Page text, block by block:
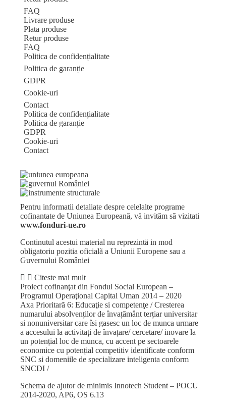
FAQ
Livrare produse
Plata produse
Retur produse
FAQ
Politica de confidențialitate
Politica de garanție
GDPR
Cookie-uri
Contact
Politica de confidențialitate
Politica de garanție
GDPR
Cookie-uri
Contact
Pentru informatii detaliate despre celelalte programe
cofinantate de Uniunea Europeană, vă invităm sã vizitati
www.fonduri-ue.ro
Continutul acestui material nu reprezintä in mod
obligatoriu pozitia oficialã a Uniunii Europene sau a
Guvernului României
Citeste mai mult
Proiect cofinanţat din Fondul Social European –
Programul Operaţional Capital Uman 2014 – 2020
Axa Prioritară 6: Educaţie si competenţe / Cresterea
numarului absolvenților de învațământ terțiar universitar
si nonuniversitar care îsi gasesc un loc de munca urmare
a accesului la activitați de învațare/ cercetare/ inovare la
un potențial loc de munca, cu accent pe sectoarele
economice cu potențial competitiv identificate conform
SNC si domeniile de specializare inteligenta conform
SNCDI /
Schema de ajutor de minimis Innotech Student – POCU
2014-2020, AP6, OS 6.13